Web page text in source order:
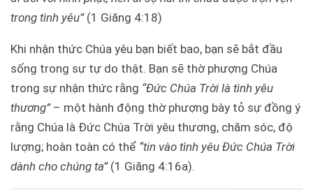
trong tình yêu”(1 Giăng 4:18)
Khi nhận thức Chúa yêu bạn biết bao, bạn sẽ bắt đầu
sống trong sự tự do thật. Bạn sẽ thờ phượng Chúa
trong sự nhận thức rằng “Đức Chúa Trời là tình yêu
thương”– một hành động thờ phượng bày tỏ sự đồng ý
rằng Chúa là Đức Chúa Trời yêu thương, chăm sóc, độ
lượng; hoàn toàn có thể “tin vào tình yêu Đức Chúa Trời
dành cho chúng ta”(1 Giăng 4:16a).